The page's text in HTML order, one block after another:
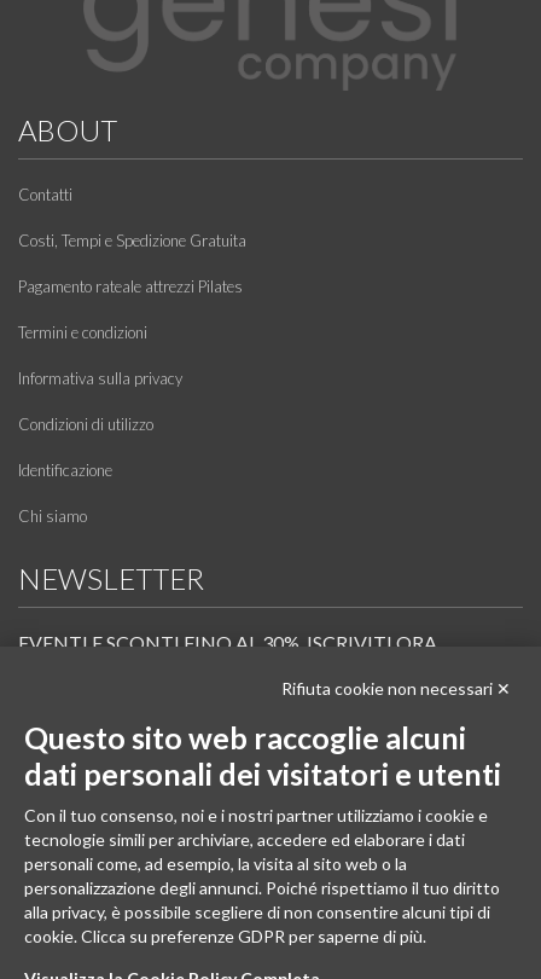
ABOUT
Contatti
Costi, Tempi e Spedizione Gratuita
Pagamento rateale attrezzi Pilates
Termini e condizioni
Informativa sulla privacy
Condizioni di utilizzo
Identificazione
Chi siamo
NEWSLETTER
EVENTI E SCONTI FINO AL 30%. ISCRIVITI ORA.
Scopri in anteprima i nuovi prodotti, le promozioni riservate ai professionisti e resta
Iscrivi alla Newsletter
SEGUICI
Rifiuta cookie non necessari ✕
Questo sito web raccoglie alcuni
dati personali dei visitatori e utenti
Con il tuo consenso, noi e i nostri partner utilizziamo i cookie e
tecnologie simili per archiviare, accedere ed elaborare i dati
personali come, ad esempio, la visita al sito web o la
personalizzazione degli annunci. Poiché rispettiamo il tuo diritto
alla privacy, è possibile scegliere di non consentire alcuni tipi di
cookie. Clicca su preferenze GDPR per saperne di più.